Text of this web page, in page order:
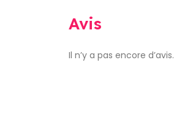
Avis
Il n’y a pas encore d’avis.